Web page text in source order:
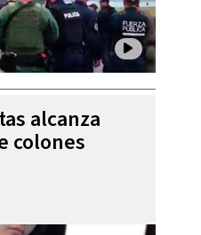
alcanza
colones